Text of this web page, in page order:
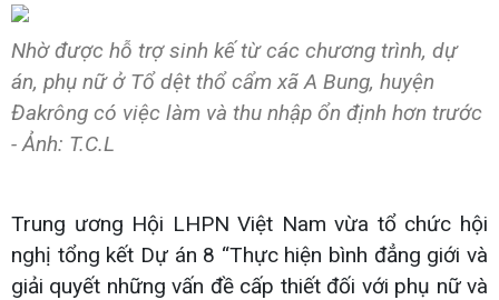
Nhờ được hỗ trợ sinh kế từ các chương trình, dự
án, phụ nữ ở Tổ dệt thổ cẩm xã A Bung, huyện
Đakrông có việc làm và thu nhập ổn định hơn trước
- Ảnh: T.C.L
Trung ương Hội LHPN Việt Nam vừa tổ chức hội
nghị tổng kết Dự án 8 “Thực hiện bình đẳng giới và
giải quyết những vấn đề cấp thiết đối với phụ nữ và